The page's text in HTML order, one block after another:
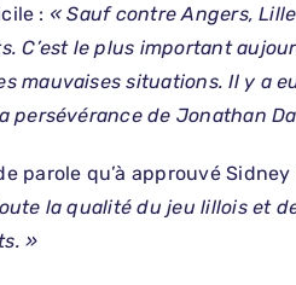
: « Sauf contre Angers,
C’est le plus important
mauvaises situations. Il y a
persévérance de Jonathan
parole qu’à approuvé Sidney
la qualité du jeu lillois et
»